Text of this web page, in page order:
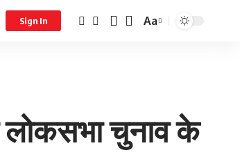
Sign In Aa
लोकसभा चुनाव के